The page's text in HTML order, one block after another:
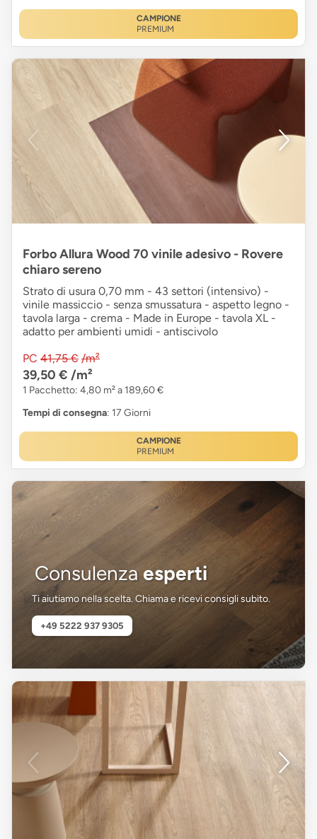
CAMPIONE
PREMIUM
Forbo Allura Wood 70 vinile adesivo - Rovere
chiaro sereno
Strato di usura 0,70 mm - 43 settori (intensivo) -
vinile massiccio - senza smussatura - aspetto legno -
tavola larga - crema - Made in Europe - tavola XL -
adatto per ambienti umidi - antiscivolo
PC 41,75 € /m²
39,50 € /m²
1 Pacchetto: 4,80 m² a 189,60 €
Tempi di consegna: 17 Giorni
CAMPIONE
PREMIUM
Consulenza esperti
Ti aiutiamo nella scelta. Chiama e ricevi consigli subito.
+49 5222 937 9305